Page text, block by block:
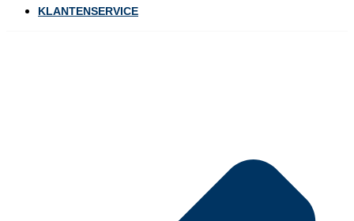
KLANTENSERVICE